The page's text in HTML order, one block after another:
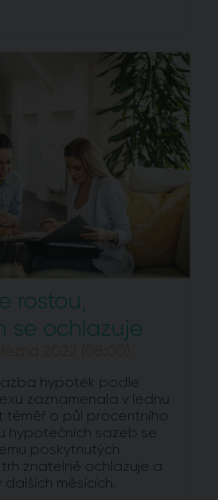
rostou,
se ochlazuje
2022 (08:00)
hypoték podle
zaznamenala v lednu
téměř o půl procentního
hypotečních sazeb se
poskytnutých
znatelně ochlazuje a
měsících.